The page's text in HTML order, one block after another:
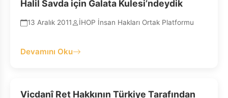
Halil Savda için Galata Kulesi’ndeydik
13 Aralık 2011 İHOP İnsan Hakları Ortak Platformu
Devamını Oku
Vicdanî Ret Hakkının Türkiye Tarafından